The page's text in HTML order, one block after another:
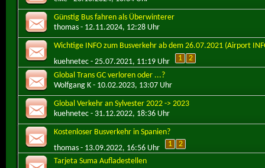
Günstig Bus fahren als Überwinterer
thomas - 12.11.2024, 12:28 Uhr
Wichtige INFO zum Busverkehr ab dem 26.07.2021 (Airport
kuehnetec - 25.07.2021, 11:19 Uhr 1
2
Global Trans GC verloren oder ...?
Wolfgang K - 10.02.2023, 13:07 Uhr
Global Verkehr an Sylvester 2022 -> 2023
kuehnetec - 31.12.2022, 18:36 Uhr
Kostenloser Busverkehr in Spanien?
thomas - 13.09.2022, 16:56 Uhr 1
2
Tarjeta Suma Aufladestellen